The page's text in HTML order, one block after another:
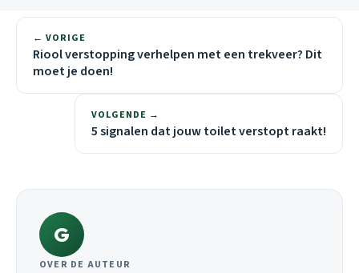
← VORIGE
Riool verstopping verhelpen met een trekveer? Dit
moet je doen!
VOLGENDE →
5 signalen dat jouw toilet verstopt raakt!
G
OVER DE AUTEUR